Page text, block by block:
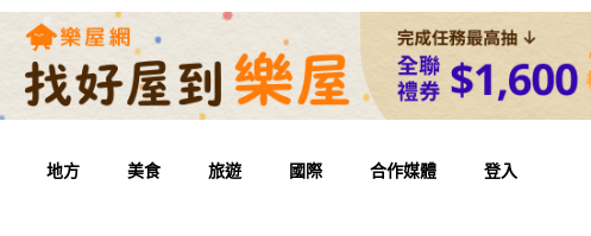
地方 美食 旅遊 國際 合作媒體 登入